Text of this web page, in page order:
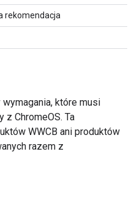
rekomendacja
które musi
z ChromeOS. Ta
WWCB ani produktów
razem z